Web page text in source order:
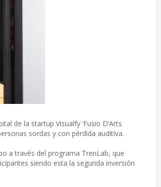
de la startup Visualfy ‘Fusio D’Arts
sordas y con pérdida auditiva.
a través del programa TrenLab, que
siendo esta la segunda inversión